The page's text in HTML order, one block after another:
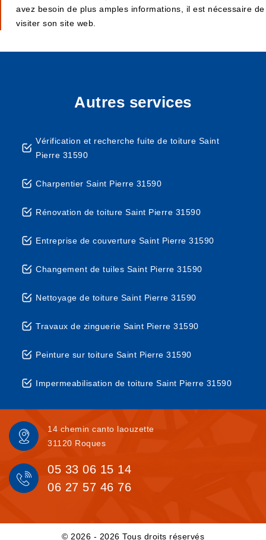
avez besoin de plus amples informations, il est nécessaire de
visiter son site web.
Autres services
Vérification et recherche fuite de toiture Saint
Pierre 31590
Charpentier Saint Pierre 31590
Rénovation de toiture Saint Pierre 31590
Entreprise de couverture Saint Pierre 31590
Changement de tuiles Saint Pierre 31590
Nettoyage de toiture Saint Pierre 31590
Travaux de zinguerie Saint Pierre 31590
Peinture sur toiture Saint Pierre 31590
Impermeabilisation de toiture Saint Pierre 31590
14 chemin canto laouzette
31120 Roques
05 33 06 15 14
06 27 57 46 76
© 2026 - 2026 Tous droits réservés